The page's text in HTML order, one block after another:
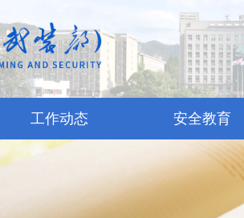
工作动态 安全教育